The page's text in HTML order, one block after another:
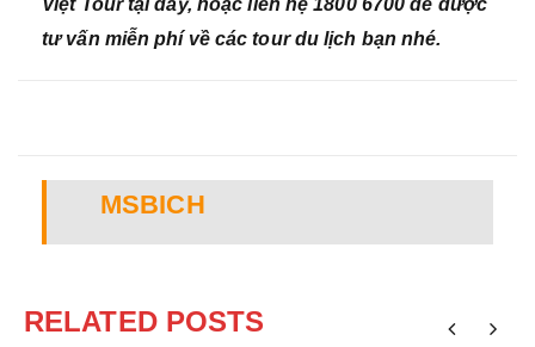
Việt Tour tại đây, hoặc liên hệ 1800 6700 để được
tư vấn miễn phí về các tour du lịch bạn nhé.
MSBICH
RELATED POSTS